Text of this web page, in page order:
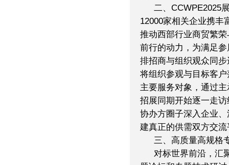
二、CCWPE2025
12000家相关企业携丰
推动西部行业商贸繁
前行的动力，为满足
排招商与组织观众同
将组织参观与目标客
主要服务对象，通过
招展同期开始逐一走
协办方圈子深入企业
建真正的供需双方交
三、高质量高规格
对标世界前沿，汇